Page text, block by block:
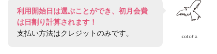
cotoha
利用開始日は選ぶことができ、初月会費
は日割り計算されます！
支払い方法はクレジットのみです。